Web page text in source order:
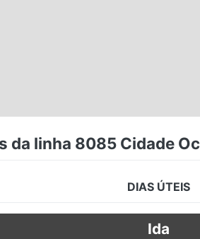
da linha 8085 Cidade
DIAS ÚTEIS
Ida